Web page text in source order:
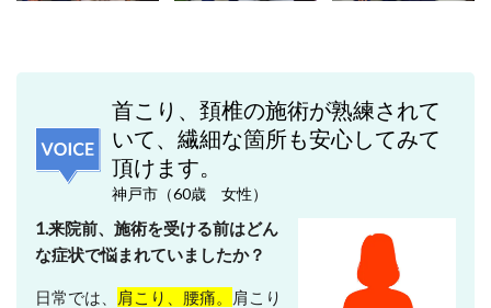
首こり、頚椎の施術が熟練されて
いて、繊細な箇所も安心してみて
頂けます。
神戸市（60歳 女性）
1.来院前、施術を受ける前はどん
な症状で悩まれていましたか？
日常では、 肩こり、腰痛。
肩こり